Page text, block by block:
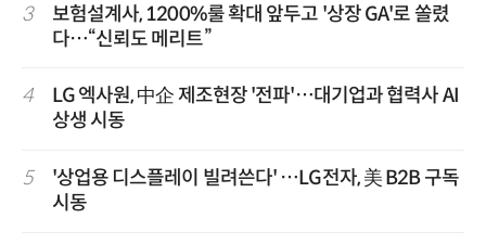
3
보험설계사, 1200%룰 확대 앞두고 '상장 GA'로 쏠렸
다…“신뢰도 메리트”
4
LG 엑사원, 中企 제조현장 '전파'…대기업과 협력사 AI
상생 시동
5
'상업용 디스플레이 빌려쓴다' …LG전자, 美 B2B 구독
시동